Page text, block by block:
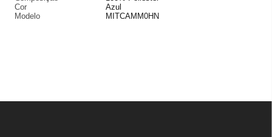
Cor
Azul
Modelo
MITCAMM0HN